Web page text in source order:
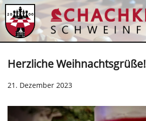
Zum
Inhalt
Herzliche Weihnachtsgrüße!
21. Dezember 2023